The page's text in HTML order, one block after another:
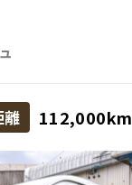
離 112,000km